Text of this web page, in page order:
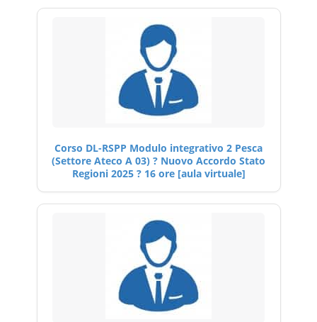
Corso DL-RSPP Modulo integrativo 2 Pesca
(Settore Ateco A 03) ? Nuovo Accordo Stato
Regioni 2025 ? 16 ore [aula virtuale]